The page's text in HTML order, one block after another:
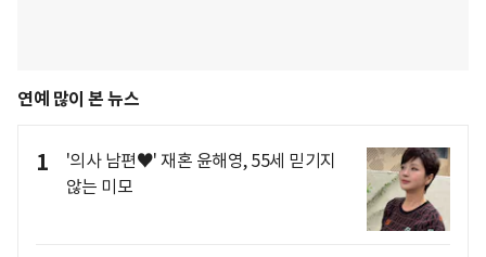
연예 많이 본 뉴스
1
'의사 남편♥' 재혼 윤해영, 55세 믿기지
않는 미모